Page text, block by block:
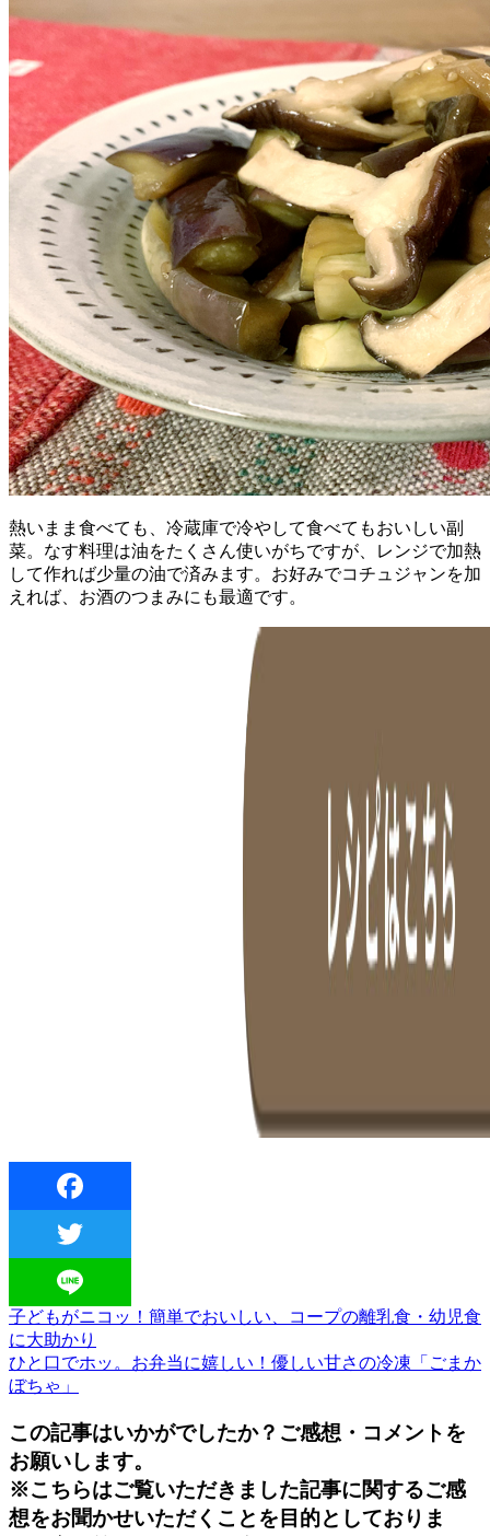
熱いまま食べても、冷蔵庫で冷やして食べてもおいしい副
菜。なす料理は油をたくさん使いがちですが、レンジで加熱
して作れば少量の油で済みます。お好みでコチュジャンを加
えれば、お酒のつまみにも最適です。
Line
投
稿
ナ
ビ
ゲ
ー
過
去
の
投
子どもがニコッ！簡単でおいしい、コープの離乳食・幼児食
に大助かり
次
の
稿:
ひと口でホッ。お弁当に嬉しい！優しい甘さの冷凍「ごまか
ぼちゃ」
この記事はいかがでしたか？ご感想・コメントを
お願いします。
※こちらはご覧いただきました記事に関するご感
想をお聞かせいただくことを目的としておりま